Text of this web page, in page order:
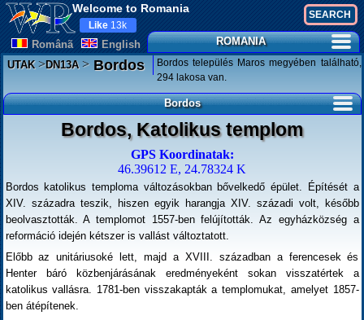
Welcome to Romania
Românã English
Like 13k
ROMANIA
UTAK>DN13A>Bordos
Bordos település Maros megyében található,
294 lakosa van.
Bordos
Bordos, Katolikus templom
GPS Koordinatak:
46.39612 E, 24.78324 K
Bordos katolikus temploma változásokban bővelkedő épület. Építését a
XIV. századra teszik, hiszen egyik harangja XIV. századi volt, később
beolvasztották. A templomot 1557-ben felújították. Az egyházközség a
reformáció idején kétszer is vallást változtatott.
Előbb az unitáriusoké lett, majd a XVIII. században a ferencesek és
Henter báró közbenjárásának eredményeként sokan visszatértek a
katolikus vallásra. 1781-ben visszakapták a templomukat, amelyet 1857-
ben átépítenek.